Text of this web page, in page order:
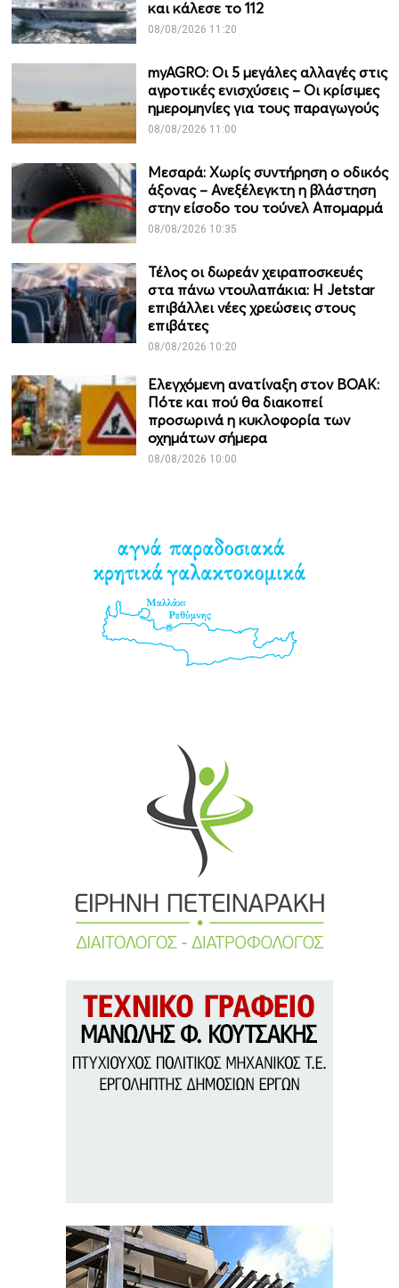
και κάλεσε το 112
08/08/2026 11:20
myAGRO: Οι 5 μεγάλες αλλαγές στις
αγροτικές ενισχύσεις – Οι κρίσιμες
ημερομηνίες για τους παραγωγούς
08/08/2026 11:00
Μεσαρά: Χωρίς συντήρηση ο οδικός
άξονας – Ανεξέλεγκτη η βλάστηση
στην είσοδο του τούνελ Απομαρμά
08/08/2026 10:35
Τέλος οι δωρεάν χειραποσκευές
στα πάνω ντουλαπάκια: Η Jetstar
επιβάλλει νέες χρεώσεις στους
επιβάτες
08/08/2026 10:20
Ελεγχόμενη ανατίναξη στον ΒΟΑΚ:
Πότε και πού θα διακοπεί
προσωρινά η κυκλοφορία των
οχημάτων σήμερα
08/08/2026 10:00